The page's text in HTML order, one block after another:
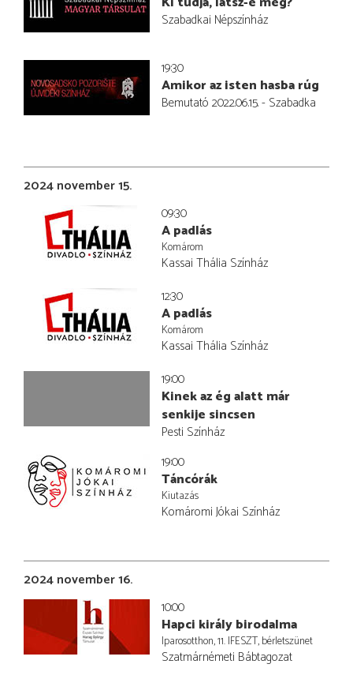
Szabadkai Népszínház
19:30
Amikor az isten hasba rúg
Bemutató 2022.06.15. - Szabadka
2024 november 15.
09:30
A padlás
Komárom
Kassai Thália Színház
12:30
A padlás
Komárom
Kassai Thália Színház
19:00
Kinek az ég alatt már
senkije sincsen
Pesti Színház
19:00
Táncórák
Kiutazás
Komáromi Jókai Színház
2024 november 16.
10:00
Hapci király birodalma
Iparosotthon, 11. IFESZT, bérletszünet
Szatmárnémeti Bábtagozat